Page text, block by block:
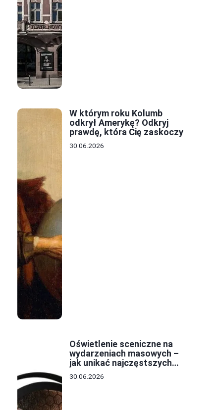
W którym roku Kolumb
odkrył Amerykę? Odkryj
prawdę, która Cię zaskoczy
30.06.2026
Oświetlenie sceniczne na
wydarzeniach masowych –
jak unikać najczęstszych
błędów w projekcie?
30.06.2026